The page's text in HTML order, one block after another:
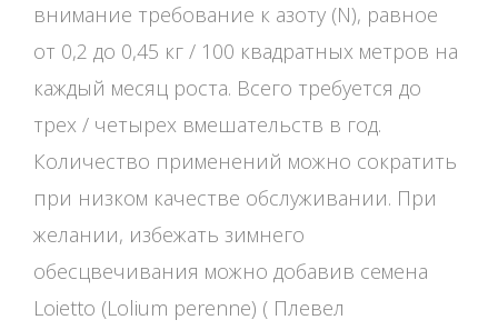
внимание требование к азоту (N), равное
от 0,2 до 0,45 кг / 100 квадратных метров на
каждый месяц роста. Всего требуется до
трех / четырех вмешательств в год.
Количество применений можно сократить
при низком качестве обслуживании. При
желании, избежать зимнего
обесцвечивания можно добавив семена
Loietto (Lolium perenne) ( Плевел